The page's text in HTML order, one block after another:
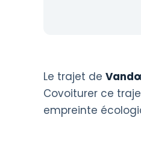
Le trajet de
Covoiturer ce
empreinte